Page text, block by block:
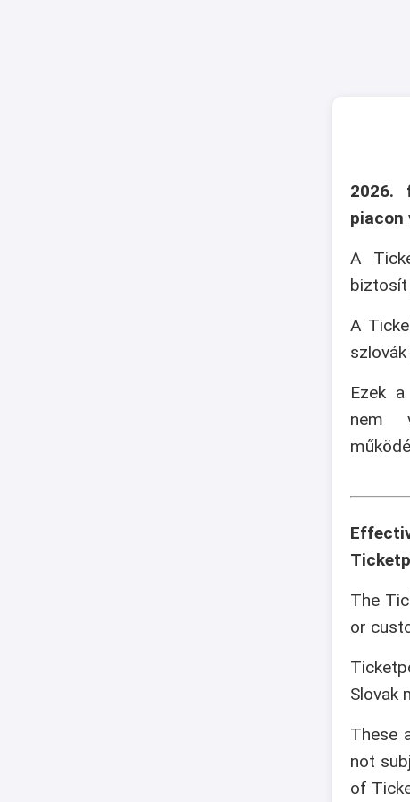
2026.
piacon
A
biztosít
A
Ezek
nem
The
or
Slovak
These
not
of